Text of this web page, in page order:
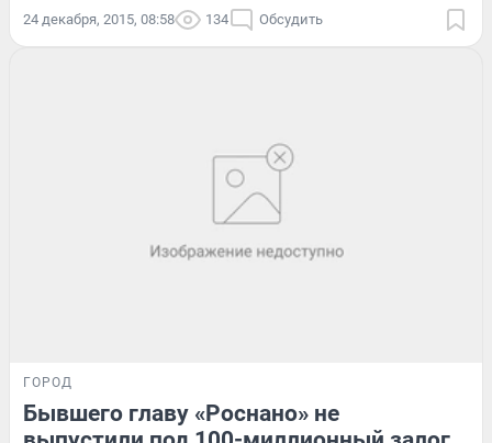
24 декабря, 2015, 08:58 134 Обсудить
ГОРОД
Бывшего главу «Роснано» не